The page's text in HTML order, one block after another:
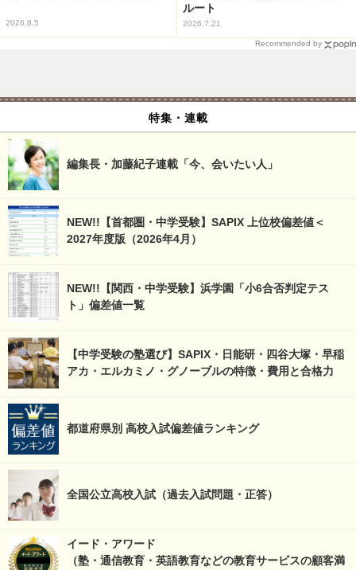
2026.8.5
ルート
2026.7.21
Recommended by
特集・連載
編集長・加藤紀子連載「今、会いたい人」
NEW!!【首都圏・中学受験】SAPIX 上位校偏差値＜
2027年度版（2026年4月）
NEW!!【関西・中学受験】浜学園「小6合否判定テス
ト」偏差値一覧
【中学受験の塾選び】SAPIX・日能研・四谷大塚・早稲
アカ・エルカミノ・グノーブルの特徴・費用と合格力
都道府県別 高校入試偏差値ランキング
全国公立高校入試（過去入試問題・正答）
イード・アワード
（塾・通信教育・英語教育などの教育サービスの顧客満